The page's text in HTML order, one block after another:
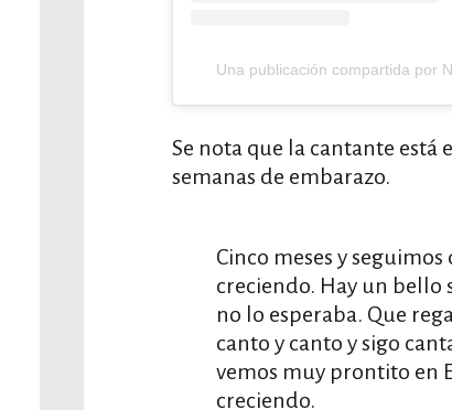
Una publicación compartida por
Se nota que la cantante está
semanas de embarazo.
Cinco meses y
creciendo. Hay un bello
no lo esperaba. Que
canto y canto y sigo
vemos muy prontito en
creciendo.